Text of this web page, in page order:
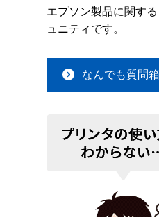
エプソン製品に関す
ュニティです。
なんでも質問箱